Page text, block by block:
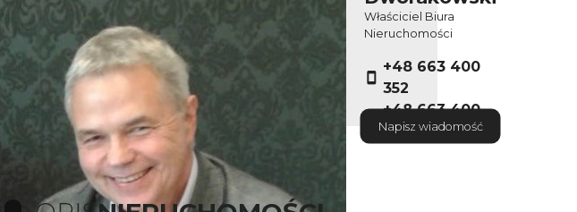
Właściciel Biura
Nieruchomości
+48 663 400
352
+48 663 400
352
Napisz wiadomość